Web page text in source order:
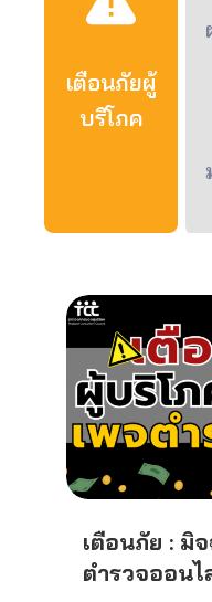
เตือนภัยผู้
บริโภค
เตือนภัย : มิ
ตำรวจออนไ